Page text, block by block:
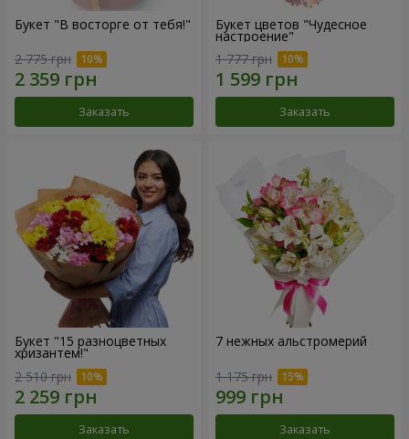
Букет "В восторге от тебя!"
2 775 грн
Заказать
Букет цветов "Чудесное
настроение"
1 777 грн
Заказать
Букет "15 разноцветных
хризантем!"
2 510 грн
Заказать
7 нежных альстромерий
1 175 грн
Заказать